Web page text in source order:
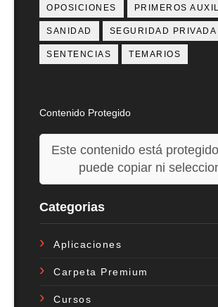
OPOSICIONES PRIMEROS
SANIDAD SEGURIDAD PRIVADA
SENTENCIAS TEMARIOS
Contenido Protegido
Este contenido está
puede copiar ni
Categorias
Aplicaciones
Carpeta Premium
Cursos